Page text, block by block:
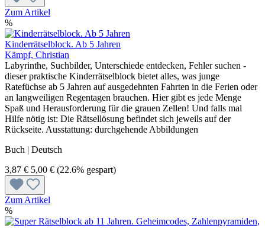
Zum Artikel
%
Kinderrätselblock. Ab 5 Jahren
Kämpf, Christian
Labyrinthe, Suchbilder, Unterschiede entdecken, Fehler suchen -
dieser praktische Kinderrätselblock bietet alles, was junge
Ratefüchse ab 5 Jahren auf ausgedehnten Fahrten in die Ferien oder
an langweiligen Regentagen brauchen. Hier gibt es jede Menge
Spaß und Herausforderung für die grauen Zellen! Und falls mal
Hilfe nötig ist: Die Rätsellösung befindet sich jeweils auf der
Rückseite. Ausstattung: durchgehende Abbildungen
Buch | Deutsch
3,87 € 5,00 € (22.6% gespart)
Zum Artikel
%